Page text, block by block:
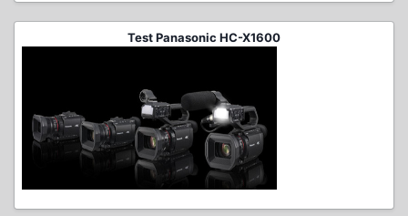
Test Panasonic HC-X1600